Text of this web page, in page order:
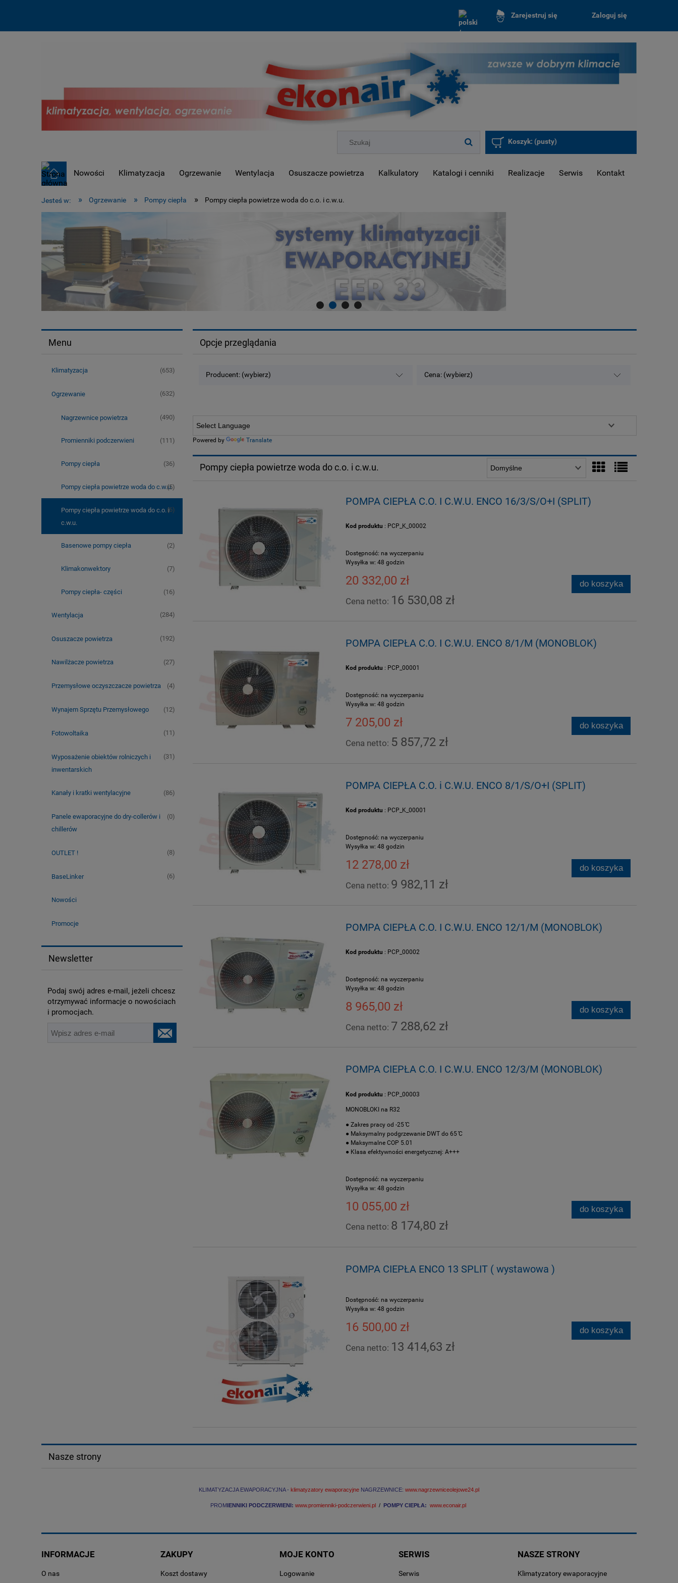
Zarejestruj się Zaloguj się
Koszyk: (pusty)
Nowości Klimatyzacja Ogrzewanie Wentylacja Osuszacze powietrza Kalkulatory Katalogi i cenniki Realizacje Serwis Kontakt
OUTLET !
Jesteś w: » Ogrzewanie » Pompy ciepła » Pompy ciepła powietrze woda do c.o. i c.w.u.
Menu
Klimatyzacja (653)
Ogrzewanie (632)
Nagrzewnice powietrza (490)
Promienniki podczerwieni (111)
Pompy ciepła (36)
Pompy ciepła powietrze woda do c.w.u.
(5)
Pompy ciepła powietrze woda do c.o. i
c.w.u.
(6)
Basenowe pompy ciepła (2)
Klimakonwektory (7)
Pompy ciepła- części (16)
Wentylacja (284)
Osuszacze powietrza (192)
Nawilżacze powietrza (27)
Przemysłowe oczyszczacze powietrza (4)
Wynajem Sprzętu Przemysłowego (12)
Fotowoltaika (11)
Wyposażenie obiektów rolniczych i
inwentarskich
(31)
Kanały i kratki wentylacyjne (86)
Panele ewaporacyjne do dry-collerów i
chillerów
(0)
OUTLET ! (8)
BaseLinker (6)
Nowości
Promocje
Newsletter
Podaj swój adres e-mail, jeżeli chcesz
otrzymywać informacje o nowościach
i promocjach.
Opcje przeglądania
Producent: (wybierz) Cena: (wybierz)
Powered by Translate
Pompy ciepła powietrze woda do c.o. i c.w.u.
POMPA CIEPŁA C.O. I C.W.U. ENCO 16/3/S/O+I (SPLIT)
Kod produktu : PCP_K_00002
Dostępność: na wyczerpaniu
Wysyłka w: 48 godzin
20 332,00 zł
Cena netto: 16 530,08 zł
do koszyka
POMPA CIEPŁA C.O. I C.W.U. ENCO 8/1/M (MONOBLOK)
Kod produktu : PCP_00001
Dostępność: na wyczerpaniu
Wysyłka w: 48 godzin
7 205,00 zł
Cena netto: 5 857,72 zł
do koszyka
POMPA CIEPŁA C.O. i C.W.U. ENCO 8/1/S/O+I (SPLIT)
Kod produktu : PCP_K_00001
Dostępność: na wyczerpaniu
Wysyłka w: 48 godzin
12 278,00 zł
Cena netto: 9 982,11 zł
do koszyka
POMPA CIEPŁA C.O. I C.W.U. ENCO 12/1/M (MONOBLOK)
Kod produktu : PCP_00002
Dostępność: na wyczerpaniu
Wysyłka w: 48 godzin
8 965,00 zł
Cena netto: 7 288,62 zł
do koszyka
POMPA CIEPŁA C.O. I C.W.U. ENCO 12/3/M (MONOBLOK)
Kod produktu : PCP_00003
MONOBLOKI na R32
● Zakres pracy od -25 ̊C
● Maksymalny podgrzewanie DWT do 65 ̊C
● Maksymalne COP 5.01
● Klasa efektywności energetycznej: A+++
Dostępność: na wyczerpaniu
Wysyłka w: 48 godzin
10 055,00 zł
Cena netto: 8 174,80 zł
do koszyka
POMPA CIEPŁA ENCO 13 SPLIT ( wystawowa )
Dostępność: na wyczerpaniu
Wysyłka w: 48 godzin
16 500,00 zł
Cena netto: 13 414,63 zł
do koszyka
Nasze strony
KLIMATYZACJA EWAPORACYJNA - klimatyzatory ewaporacyjne NAGRZEWNICE: www.nagrzewniceolejowe24.pl
PROMIENNIKI PODCZERWIENI: www.promienniki-podczerwieni.pl / POMPY CIEPŁA: www.econair.pl
INFORMACJE
O nas
ZAKUPY
Koszt dostawy
MOJE KONTO
Logowanie
SERWIS
Serwis
NASZE STRONY
Klimatyzatory ewaporacyjne